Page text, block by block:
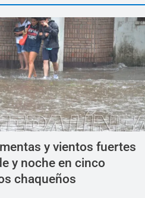
y vientos fuertes
y noche en cinco
chaqueños